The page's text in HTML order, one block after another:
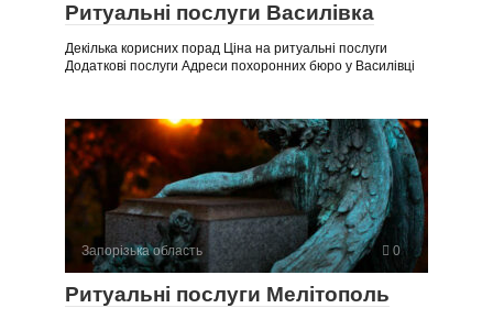
Ритуальні послуги Василівка
Декілька корисних порад Ціна на ритуальні послуги
Додаткові послуги Адреси похоронних бюро у Василівці
Запорізька область 0
Ритуальні послуги Мелітополь